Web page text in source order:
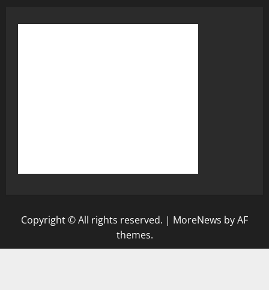
Copyright © All rights reserved. | MoreNews by AF
themes.